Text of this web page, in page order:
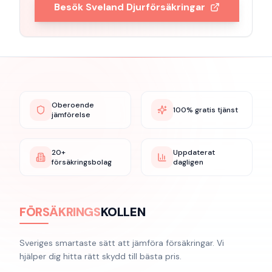
Besök Sveland Djurförsäkringar
Oberoende
jämförelse
100% gratis tjänst
20+
försäkringsbolag
Uppdaterat
dagligen
FÖRSÄKRINGSKOLLEN
Sveriges smartaste sätt att jämföra försäkringar. Vi
hjälper dig hitta rätt skydd till bästa pris.